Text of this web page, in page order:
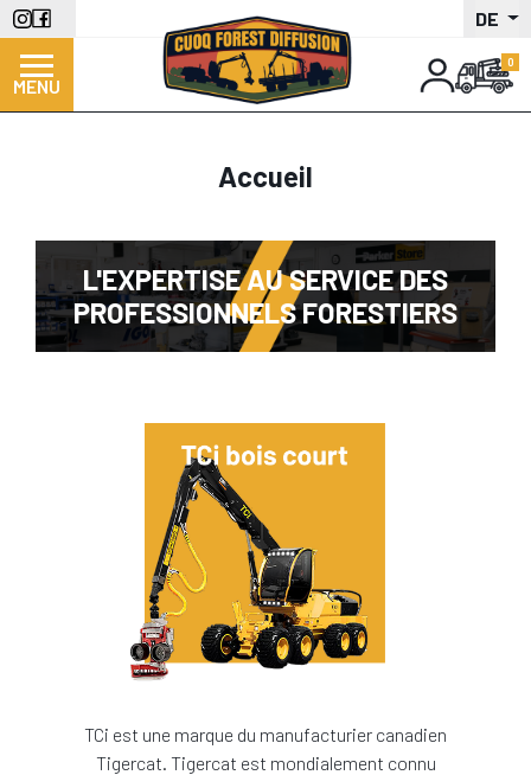
Direkt
zum
Inhalt
DE
MENU
Accueil
L'EXPERTISE AU SERVICE DES
PROFESSIONNELS FORESTIERS
TCi est une marque du manufacturier canadien
Tigercat. Tigercat est mondialement connu